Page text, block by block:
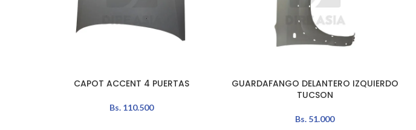
LEER MÁSCAPOT ACCENT 4 PUERTAS
Bs. 110.500
AÑADIR AL CARRITO
GUARDAFANGO DELANTERO IZQUIERDO
TUCSON
Bs. 51.000